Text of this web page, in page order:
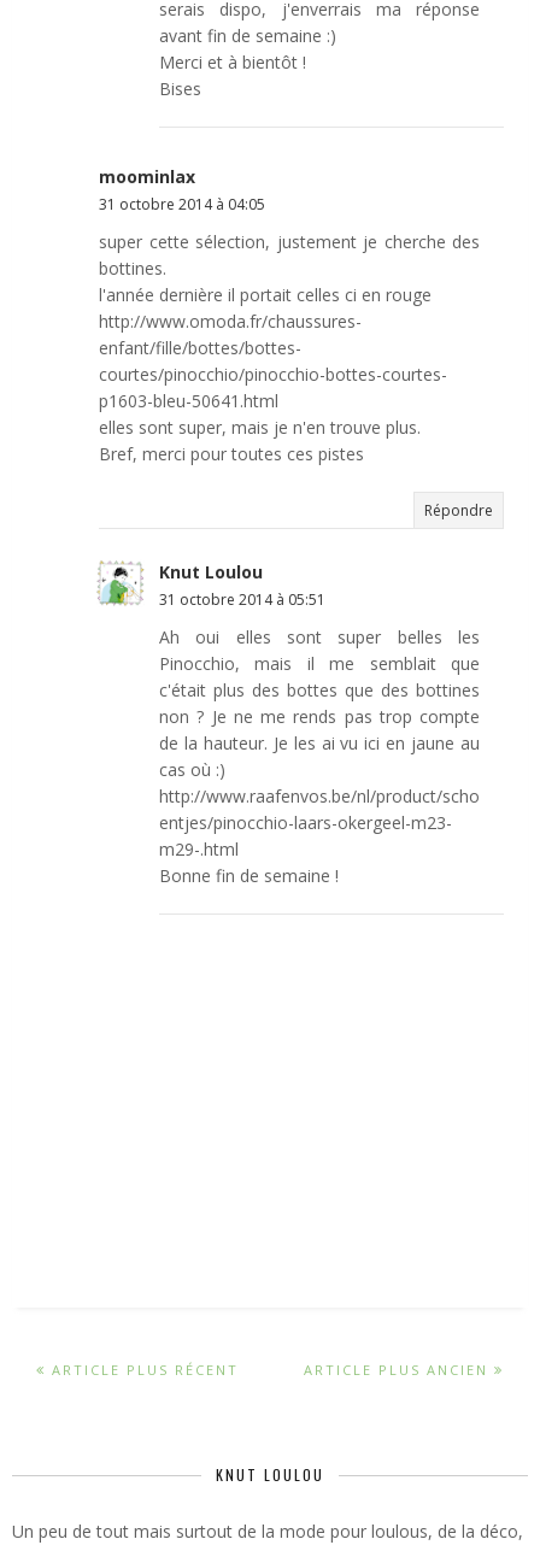
serais dispo, j'enverrais ma réponse
avant fin de semaine :)
Merci et à bientôt !
Bises
moominlax
31 octobre 2014 à 04:05
super cette sélection, justement je cherche des
bottines.
l'année dernière il portait celles ci en rouge
http://www.omoda.fr/chaussures-
enfant/fille/bottes/bottes-
courtes/pinocchio/pinocchio-bottes-courtes-
p1603-bleu-50641.html
elles sont super, mais je n'en trouve plus.
Bref, merci pour toutes ces pistes
Répondre
Knut Loulou
31 octobre 2014 à 05:51
Ah oui elles sont super belles les
Pinocchio, mais il me semblait que
c'était plus des bottes que des bottines
non ? Je ne me rends pas trop compte
de la hauteur. Je les ai vu ici en jaune au
cas où :)
http://www.raafenvos.be/nl/product/scho
entjes/pinocchio-laars-okergeel-m23-
m29-.html
Bonne fin de semaine !
ARTICLE PLUS RÉCENT ARTICLE PLUS ANCIEN
KNUT LOULOU
Un peu de tout mais surtout de la mode pour loulous, de la déco,